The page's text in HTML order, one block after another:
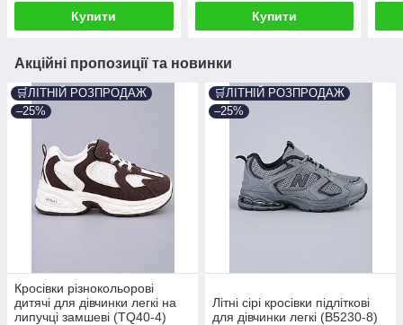
Купити Купити
Акційні пропозиції та новинки
🛒ЛІТНІЙ РОЗПРОДАЖ
–25%
Кросівки різнокольорові
дитячі для дівчинки легкі на
липучці замшеві (TQ40-4)
🛒ЛІТНІЙ РОЗПРОДАЖ
–25%
Літні сірі кросівки підліткові
для дівчинки легкі (B5230-8)